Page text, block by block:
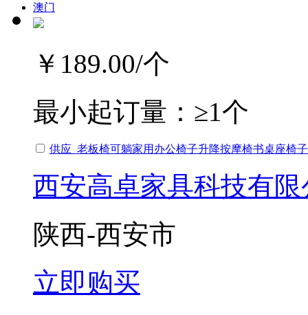
澳门
￥189.00/个
最小起订量： ≥1个
供应_老板椅可躺家用 办公椅子升降按摩椅书桌座椅
西安高卓家具科技有限
陕西-西安市
立即购买